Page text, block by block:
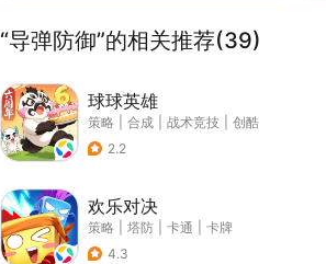
“导弹防御”的相关推荐(39)
球球英雄
策略 合成 战术竞技
创酷
2.2
欢乐对决
策略 塔防 卡通
卡牌
4.3